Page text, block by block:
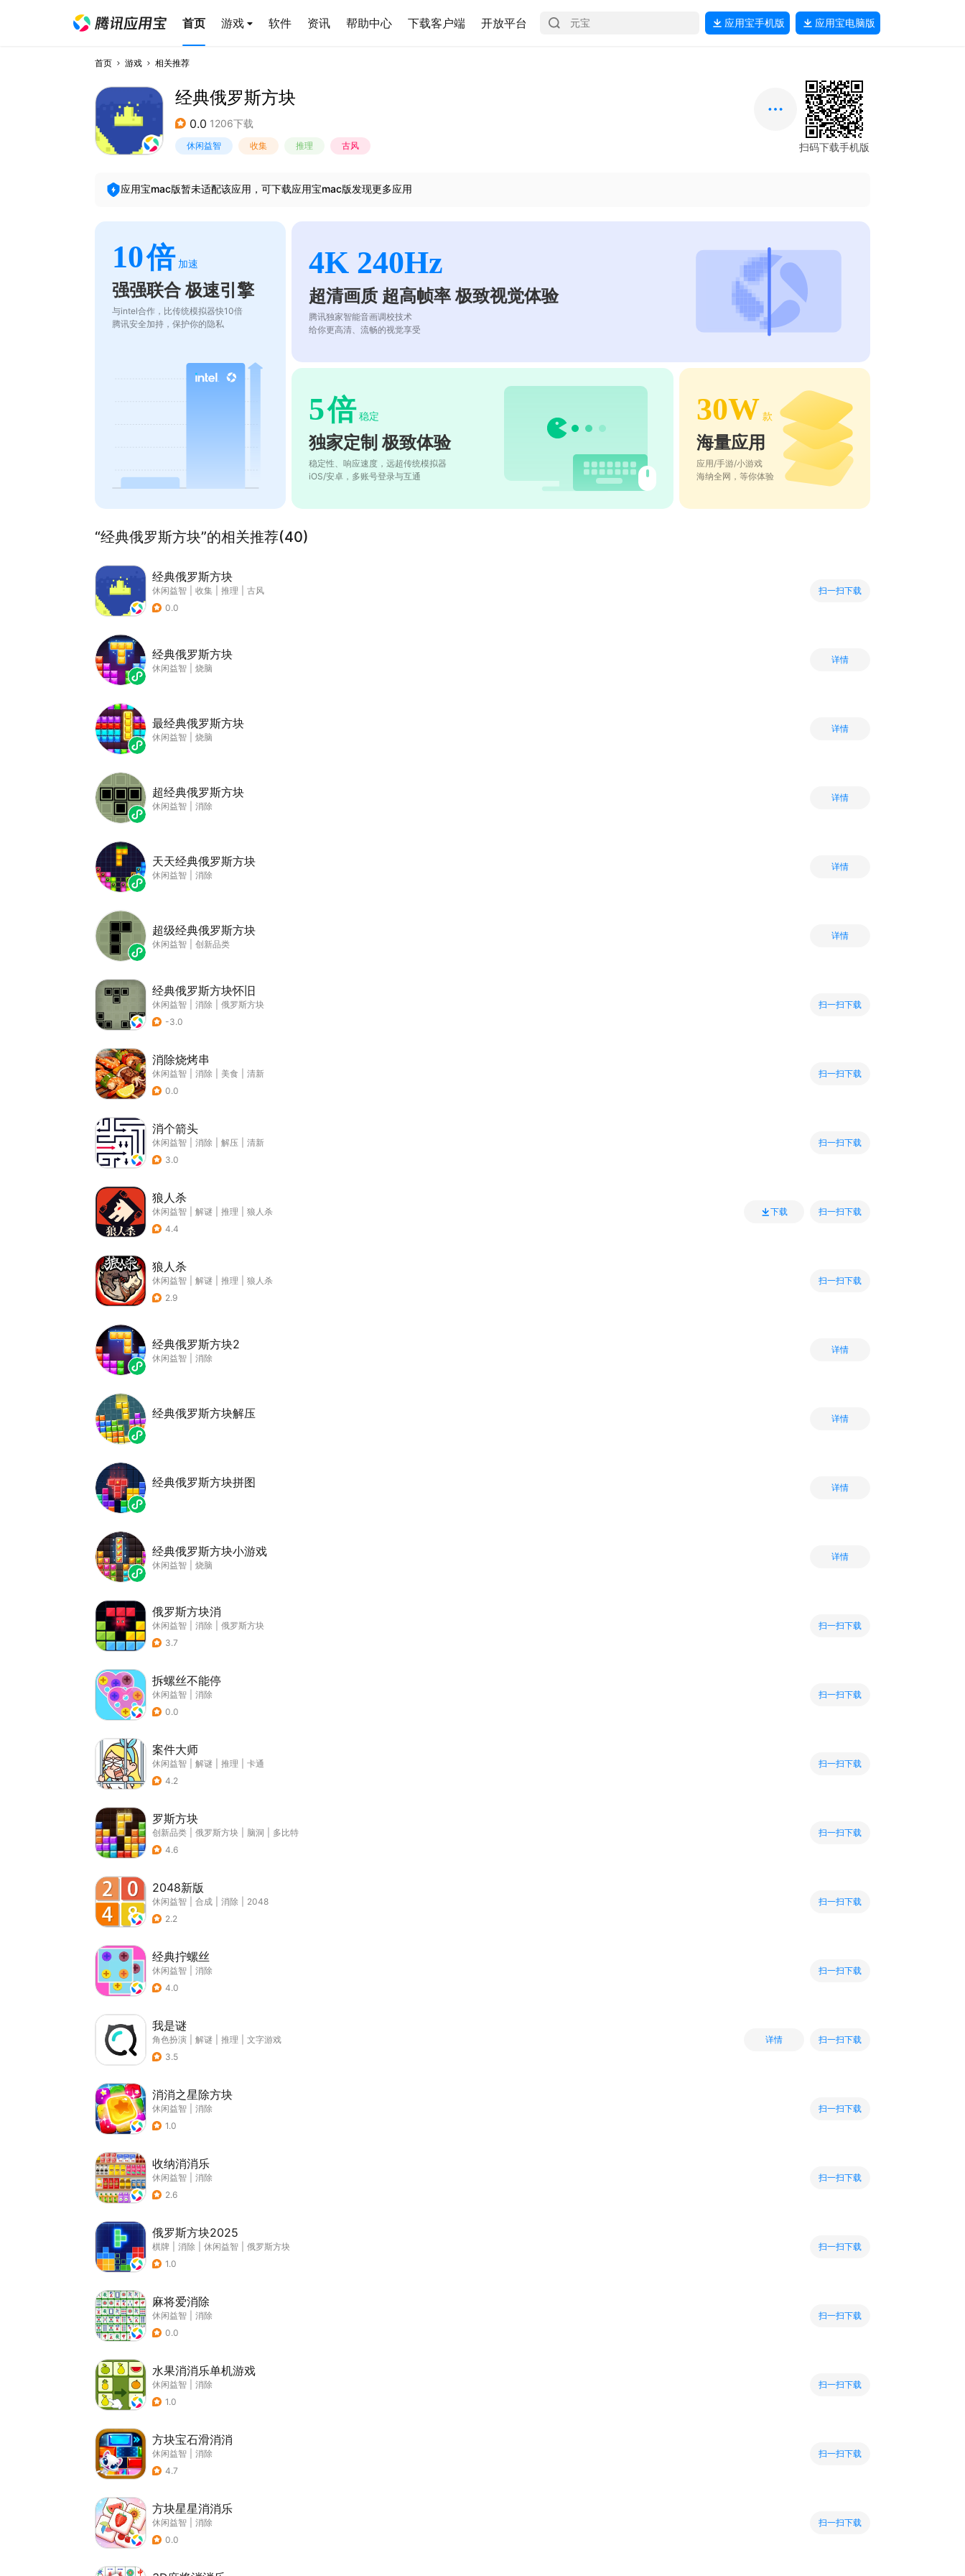
首页 游戏 软件 资讯 帮助中心 下载客户端 开放平台 应用宝手机版 应用宝电脑版
首页 游戏 相关推荐
经典俄罗斯方块
0.0 1206下载
休闲益智 收集 推理 古风 扫码下载手机版
应用宝mac版暂未适配该应用，可下载应用宝mac版发现更多应用
10倍 加速
强强联合 极速引擎
与intel合作，比传统模拟器快10倍
腾讯安全加持，保护你的隐私
4K 240Hz
超清画质 超高帧率 极致视觉体验
腾讯独家智能音画调校技术
给你更高清、流畅的视觉享受
5倍 稳定
独家定制 极致体验
稳定性、响应速度，远超传统模拟器
iOS/安卓，多账号登录与互通
30W 款
海量应用
应用/手游/小游戏
海纳全网，等你体验
“经典俄罗斯方块”的相关推荐(40)
经典俄罗斯方块
休闲益智 收集 推理
古风
0.0
扫一扫下载
经典俄罗斯方块
休闲益智 烧脑
详情
最经典俄罗斯方块
休闲益智 烧脑
详情
超经典俄罗斯方块
休闲益智 消除
详情
天天经典俄罗斯方块
休闲益智 消除
详情
超级经典俄罗斯方块
休闲益智 创新品类
详情
经典俄罗斯方块怀旧
休闲益智 消除
俄罗斯方块
-3.0
扫一扫下载
消除烧烤串
休闲益智 消除 美食
清新
0.0
扫一扫下载
消个箭头
休闲益智 消除 解压
清新
3.0
扫一扫下载
狼人杀
休闲益智 解谜 推理
狼人杀
4.4
下载 扫一扫下载
狼人杀
休闲益智 解谜 推理
狼人杀
2.9
扫一扫下载
经典俄罗斯方块2
休闲益智 消除
详情
经典俄罗斯方块解压 详情
经典俄罗斯方块拼图 详情
经典俄罗斯方块小游戏
休闲益智 烧脑
详情
俄罗斯方块消
休闲益智 消除
俄罗斯方块
3.7
扫一扫下载
拆螺丝不能停
休闲益智
消除
0.0
扫一扫下载
案件大师
休闲益智 解谜 推理
卡通
4.2
扫一扫下载
罗斯方块
创新品类 俄罗斯方块 脑洞
多比特
4.6
扫一扫下载
2048新版
休闲益智 合成 消除
2048
2.2
扫一扫下载
经典拧螺丝
休闲益智
消除
4.0
扫一扫下载
我是谜
角色扮演 解谜 推理
文字游戏
3.5
详情 扫一扫下载
消消之星除方块
休闲益智
消除
1.0
扫一扫下载
收纳消消乐
休闲益智
消除
2.6
扫一扫下载
俄罗斯方块2025
棋牌 消除 休闲益智
俄罗斯方块
1.0
扫一扫下载
麻将爱消除
休闲益智
消除
0.0
扫一扫下载
水果消消乐单机游戏
休闲益智
消除
1.0
扫一扫下载
方块宝石滑消消
休闲益智
消除
4.7
扫一扫下载
方块星星消消乐
休闲益智
消除
0.0
扫一扫下载